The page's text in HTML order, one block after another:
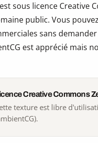
sous licence Creative
public. Vous
sans
est apprécié mais
Creative Commons
texture est libre